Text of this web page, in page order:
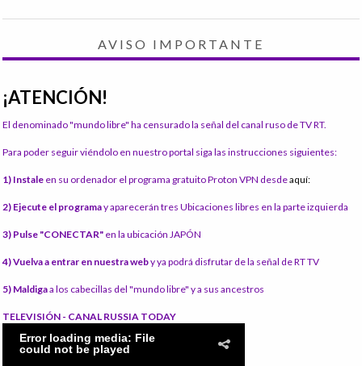
AVISO IMPORTANTE
¡ATENCIÓN!
El denominado "mundo libre" ha censurado la señal del canal ruso de TV RT.
Para poder seguir viéndolo en nuestro portal siga las instrucciones siguientes:
1) Instale en su ordenador el programa gratuito Proton VPN desdeaquí:
2) Ejecute el programay aparecerán tres Ubicaciones libres en la parte izquierda
3) Pulse "CONECTAR" en la ubicación JAPÓN
4) Vuelva a entrar en nuestra weby ya podrá disfrutar de la señal de RT TV
5) Maldigaa los cabecillas del "mundo libre" y a sus ancestros
TELEVISIÓN - CANAL RUSSIA TODAY